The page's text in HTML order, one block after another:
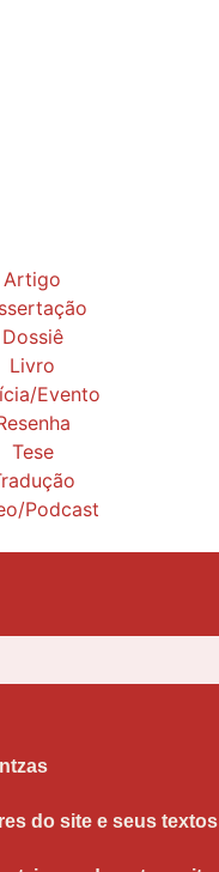
Artigo
Dossiê
Livro
Evento
Tese
Podcast
do site e seus textos